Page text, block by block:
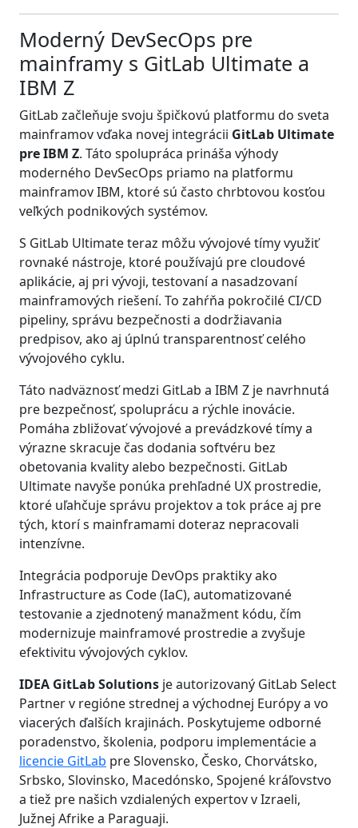
Moderný DevSecOps pre
mainframy s GitLab Ultimate a
IBM Z
GitLab začleňuje svoju špičkovú platformu do sveta
mainframov vďaka novej integrácii GitLab Ultimate
pre IBM Z. Táto spolupráca prináša výhody
moderného DevSecOps priamo na platformu
mainframov IBM, ktoré sú často chrbtovou kosťou
veľkých podnikových systémov.
S GitLab Ultimate teraz môžu vývojové tímy využiť
rovnaké nástroje, ktoré používajú pre cloudové
aplikácie, aj pri vývoji, testovaní a nasadzovaní
mainframových riešení. To zahŕňa pokročilé CI/CD
pipeliny, správu bezpečnosti a dodržiavania
predpisov, ako aj úplnú transparentnosť celého
vývojového cyklu.
Táto nadväznosť medzi GitLab a IBM Z je navrhnutá
pre bezpečnosť, spoluprácu a rýchle inovácie.
Pomáha zbližovať vývojové a prevádzkové tímy a
výrazne skracuje čas dodania softvéru bez
obetovania kvality alebo bezpečnosti. GitLab
Ultimate navyše ponúka prehľadné UX prostredie,
ktoré uľahčuje správu projektov a tok práce aj pre
tých, ktorí s mainframami doteraz nepracovali
intenzívne.
Integrácia podporuje DevOps praktiky ako
Infrastructure as Code (IaC), automatizované
testovanie a zjednotený manažment kódu, čím
modernizuje mainframové prostredie a zvyšuje
efektivitu vývojových cyklov.
IDEA GitLab Solutions je autorizovaný GitLab Select
Partner v regióne strednej a východnej Európy a vo
viacerých ďalších krajinách. Poskytujeme odborné
poradenstvo, školenia, podporu implementácie a
licencie GitLab pre Slovensko, Česko, Chorvátsko,
Srbsko, Slovinsko, Macedónsko, Spojené kráľovstvo
a tiež pre našich vzdialených expertov v Izraeli,
Južnej Afrike a Paraguaji.